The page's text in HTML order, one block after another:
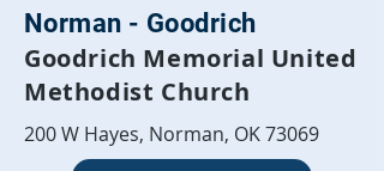
Norman - Goodrich
Goodrich Memorial United
Methodist Church
200 W Hayes, Norman, OK 73069